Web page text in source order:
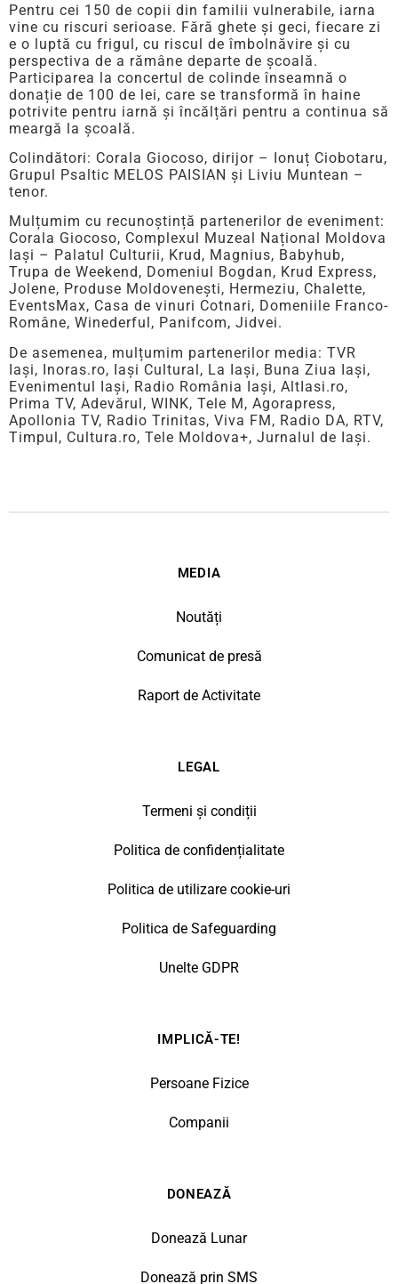
Pentru cei 150 de copii din familii vulnerabile, iarna
vine cu riscuri serioase. Fără ghete și geci, fiecare zi
e o luptă cu frigul, cu riscul de îmbolnăvire și cu
perspectiva de a rămâne departe de școală.
Participarea la concertul de colinde înseamnă o
donație de 100 de lei, care se transformă în haine
potrivite pentru iarnă și încălțări pentru a continua să
meargă la școală.
Colindători: Corala Giocoso, dirijor – Ionuț Ciobotaru,
Grupul Psaltic MELOS PAISIAN și Liviu Muntean –
tenor.
Mulțumim cu recunoștință partenerilor de eveniment:
Corala Giocoso, Complexul Muzeal Național Moldova
Iași – Palatul Culturii, Krud, Magnius, Babyhub,
Trupa de Weekend, Domeniul Bogdan, Krud Express,
Jolene, Produse Moldovenești, Hermeziu, Chalette,
EventsMax, Casa de vinuri Cotnari, Domeniile Franco-
Române, Winederful, Panifcom, Jidvei.
De asemenea, mulțumim partenerilor media: TVR
Iași, Inoras.ro, Iași Cultural, La Iași, Buna Ziua Iași,
Evenimentul Iași, Radio România Iași, AltIasi.ro,
Prima TV, Adevărul, WINK, Tele M, Agorapress,
Apollonia TV, Radio Trinitas, Viva FM, Radio DA, RTV,
Timpul, Cultura.ro, Tele Moldova+, Jurnalul de Iași.
MEDIA
Noutăți
Comunicat de presă
Raport de Activitate
LEGAL
Termeni și condiții
Politica de confidențialitate
Politica de utilizare cookie-uri
Politica de Safeguarding
Unelte GDPR
IMPLICĂ-TE!
Persoane Fizice
Companii
DONEAZĂ
Donează Lunar
Donează prin SMS